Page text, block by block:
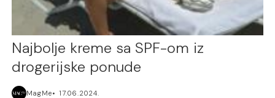
Najbolje kreme sa SPF-om iz
drogerijske ponude
MagMe 17.06.2024.